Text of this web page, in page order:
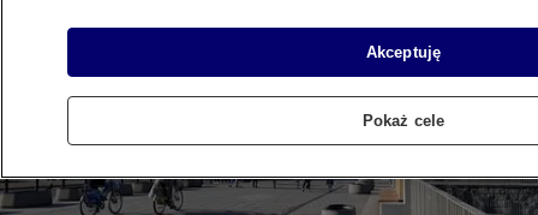
Akceptuję
Pokaż cele